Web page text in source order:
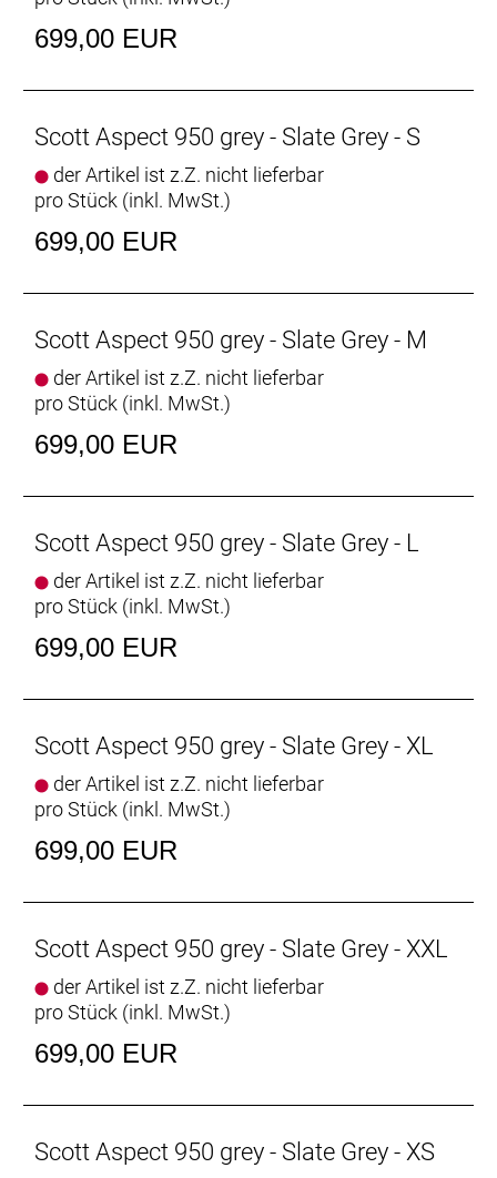
699,00 EUR
Scott Aspect 950 grey - Slate Grey - S
der Artikel ist z.Z. nicht lieferbar
pro Stück (inkl. MwSt.)
699,00 EUR
Scott Aspect 950 grey - Slate Grey - M
der Artikel ist z.Z. nicht lieferbar
pro Stück (inkl. MwSt.)
699,00 EUR
Scott Aspect 950 grey - Slate Grey - L
der Artikel ist z.Z. nicht lieferbar
pro Stück (inkl. MwSt.)
699,00 EUR
Scott Aspect 950 grey - Slate Grey - XL
der Artikel ist z.Z. nicht lieferbar
pro Stück (inkl. MwSt.)
699,00 EUR
Scott Aspect 950 grey - Slate Grey - XXL
der Artikel ist z.Z. nicht lieferbar
pro Stück (inkl. MwSt.)
699,00 EUR
Scott Aspect 950 grey - Slate Grey - XS